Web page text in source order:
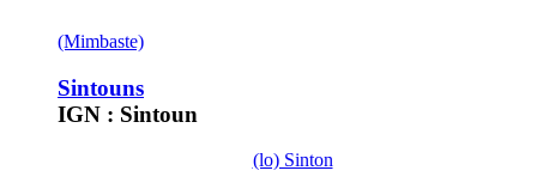
(Mimbaste)
Sintouns
IGN : Sintoun
(lo) Sinton